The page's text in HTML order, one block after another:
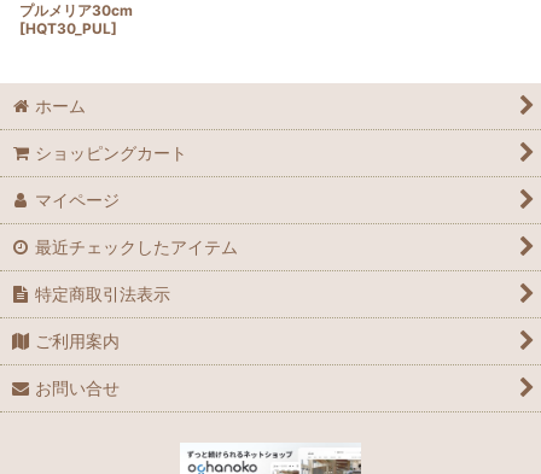
プルメリア30cm
[HQT30_PUL]
ホーム
ショッピングカート
マイページ
最近チェックしたアイテム
特定商取引法表示
ご利用案内
お問い合せ